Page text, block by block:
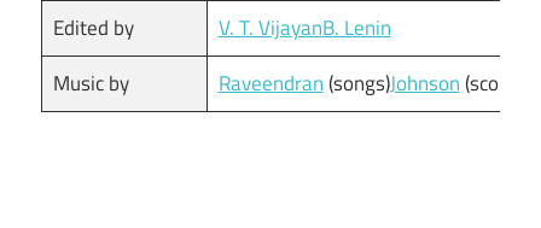
Edited by
V. T. VijayanB. Lenin
Music by
Raveendran(songs)Johnson(score)